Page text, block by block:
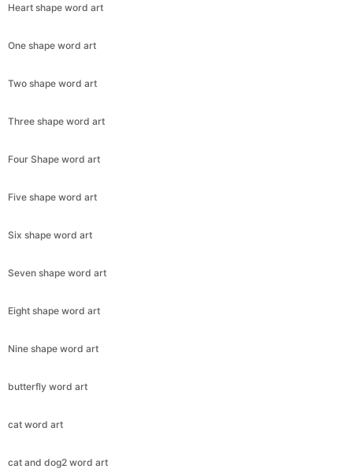
Heart shape word art
One shape word art
Two shape word art
Three shape word art
Four Shape word art
Five shape word art
Six shape word art
Seven shape word art
Eight shape word art
Nine shape word art
butterfly word art
cat word art
cat and dog2 word art